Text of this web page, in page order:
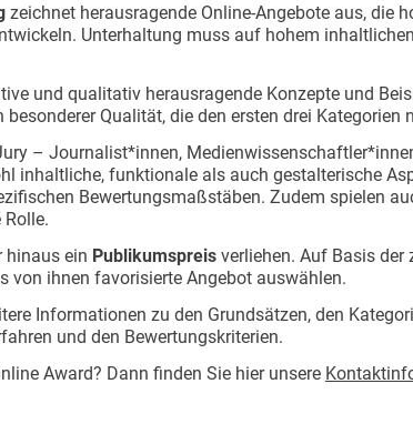
zeichnet herausragende Online-Angebote aus, die
Unterhaltung muss auf hohem
und qualitativ herausragende Konzepte und
Qualität, die den ersten drei Kategorien
– Journalist*innen,
inhaltliche, funktionale als auch gestalterische
Bewertungsmaßstäben. Zudem spielen
hinaus ein Publikumspreis verliehen. Auf Basis der
von ihnen favorisierte Angebot auswählen.
Informationen zu den Grundsätzen, den
und den Bewertungskriterien.
Award? Dann finden Sie hier unsere